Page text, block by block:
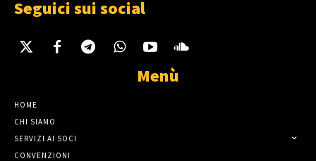
Seguici sui social
Menù
HOME
CHI SIAMO
SERVIZI AI SOCI
CONVENZIONI